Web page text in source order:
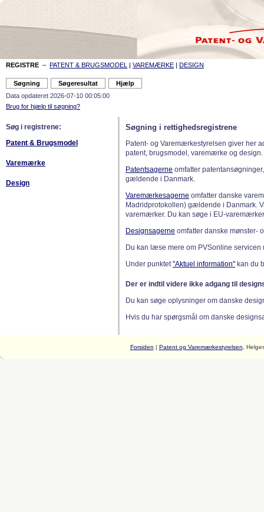
REGISTRE – PATENT & BRUGSMODEL | VAREMÆRKE | DESIGN
Data opdateret 2026-07-10 00:05:00
Brug for hjælp til søgning?
Søg i registrene:
Patent & Brugsmodel
Varemærke
Design
Søgning i rettighedsregistrene
Patent- og Varemærkestyrelsen giver her
patent, brugsmodel, varemærke og design.
Patentsagerne omfatter
gældende i Danmark.
Varemærkesagerne omfatter danske
Madridprotokollen) gældende i Danmark.
varemærker. Du kan søge i EU-
Designsagerne omfatter danske mønster-
Du kan læse mere om PVSonline
Under punktet"Aktuel information" kan du
Der er indtil videre ikke adgang til
Du kan søge oplysninger om danske
Hvis du har spørgsmål om danske
Forsiden | Patent og Varemærkestyrelsen ,